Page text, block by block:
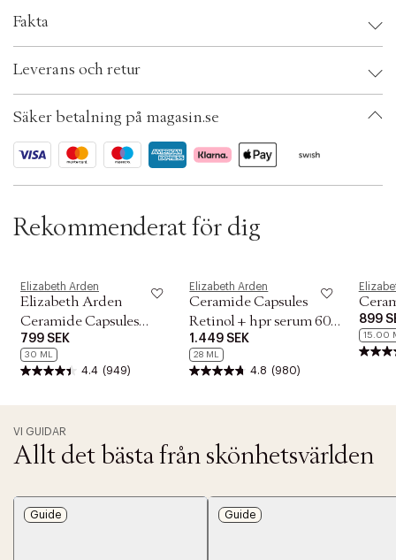
n
Fakta
EAN: 085805231934
ID: ADUM24-0008
Leverans och retur
Säker betalning på magasin.se
Rekommenderat för dig
Elizabeth Arden
Elizabeth Arden
Ceramide Capsules
Vitamin C 30pcs 30 STK
799 SEK
30 ML
4.4 (949)
Elizabeth Arden
Ceramide Capsules
Retinol + hpr serum 60
pcs 28. 0 ML
1.449 SEK
28 ML
4.8 (980)
899
15.00
VI GUIDAR
Allt det bästa från skönhetsvärlden
Guide Guide